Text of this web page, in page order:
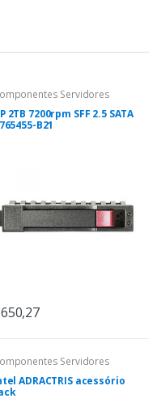
Servidores
2TB 7200rpm SFF 2.5 SATA
B21
Servidores
ADRACTRIS acessório